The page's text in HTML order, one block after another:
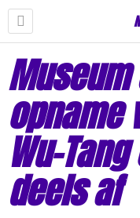
opname
Wu-
deels af